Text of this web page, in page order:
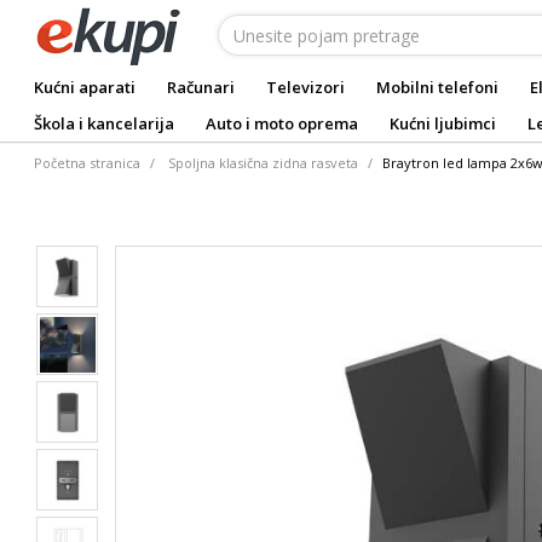
Kućni aparati Računari Televizori Mobilni telefoni
Škola i kancelarija
Auto i moto oprema Kućni ljubimci
Početna stranica Spoljna klasična zidna rasveta Braytron led lampa